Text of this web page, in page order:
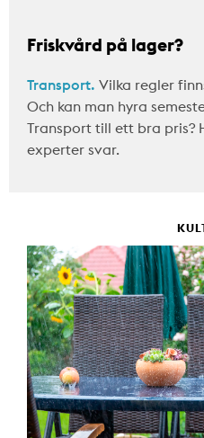
Friskvård på lager?
Transport. Vilka regler
Och kan man hyra
Transport till ett bra pris?
experter svar.